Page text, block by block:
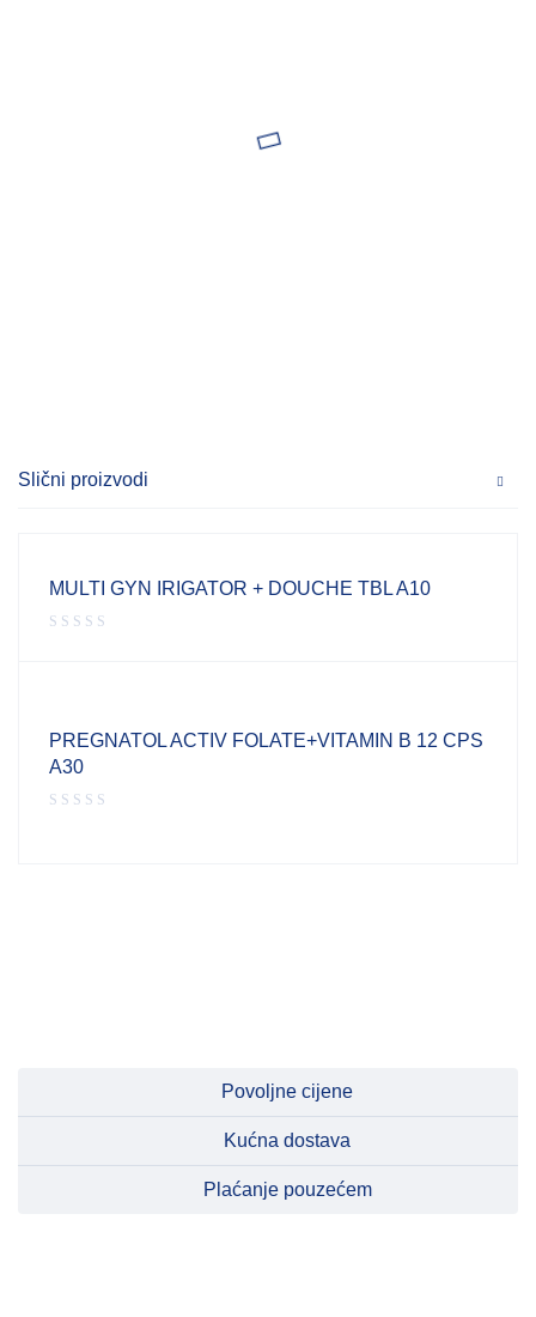
Slični proizvodi
MULTI GYN IRIGATOR + DOUCHE TBL A10
PREGNATOL ACTIV FOLATE+VITAMIN B 12 CPS
A30
Povoljne cijene
Kućna dostava
Plaćanje pouzećem